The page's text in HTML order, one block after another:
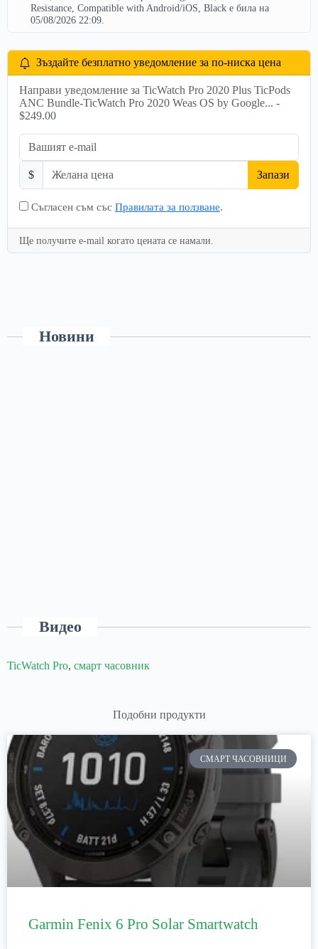
Resistance, Compatible with Android/iOS, Black е била на
05/08/2026 22:09.
Зъздайте безплатно уведомление за по-ниска цена
Направи уведомление за TicWatch Pro 2020 Plus TicPods
ANC Bundle-TicWatch Pro 2020 Weas OS by Google... -
$249.00
$ Запази
Съгласен съм със Правилата за ползване.
Ще получите e-mail когато цената се намали.
Новини
Видео
TicWatch Pro, смарт часовник
Подобни продукти
СМАРТ ЧАСОВНИЦИ
Garmin Fenix 6 Pro Solar Smartwatch